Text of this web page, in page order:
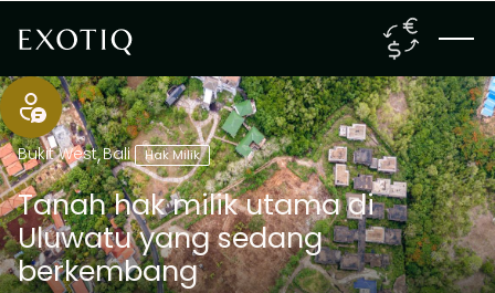
Bukit West,Bali Hak Milik
Tanah hak milik utama di
Uluwatu yang sedang
berkembang